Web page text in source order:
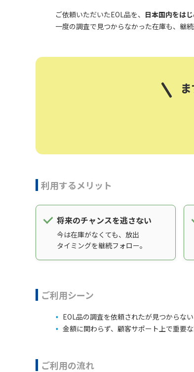
ご依頼いただいたEOL品を、 日本国内をは
一度の調査で見つからなかった在庫も、継
利用するメリット
将来のチャンスを逃さない
今は在庫がなくても、放出
タイミングを継続フォロー。
ご利用シーン
EOL品の調査を依頼されたが見つからない
金額に関わらず、顧客サポート上で重要
ご利用の流れ